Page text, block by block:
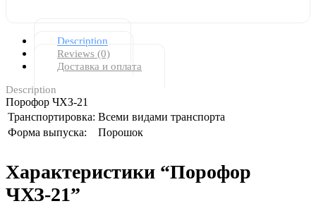
Description
Reviews (0)
Доставка и оплата
Description
Порофор ЧХЗ-21
Транспортировка: Всеми видами транспорта
Форма выпуска:
Порошок
Характеристики “Порофор
ЧХЗ-21”